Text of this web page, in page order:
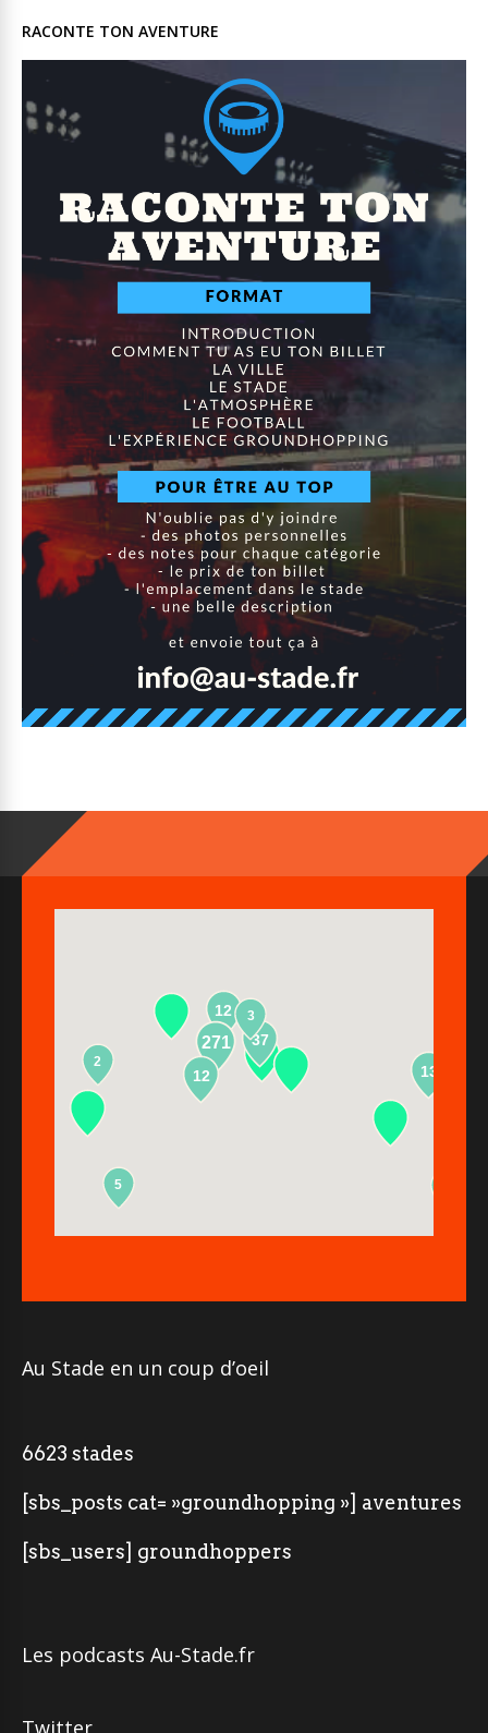
RACONTE TON AVENTURE
12
271
13
37
2
5
12
3
Au Stade en un coup d’oeil
6623 stades
[sbs_posts cat= »groundhopping »] aventures
[sbs_users] groundhoppers
Les podcasts Au-Stade.fr
Twitter